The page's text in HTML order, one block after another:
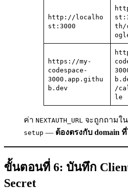
http://localho
st:3000
th/
https://my-
codespace-
3000.app.githu
b.dev
/
le
ค่า NEXTAUTH_URL จะถูกถามใน
setup — ต้องตรงกับ domain
ขั้นตอนที่ 6: บันทึก
Secret